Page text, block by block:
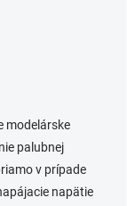
modelárske
palubnej
v prípade
napätie